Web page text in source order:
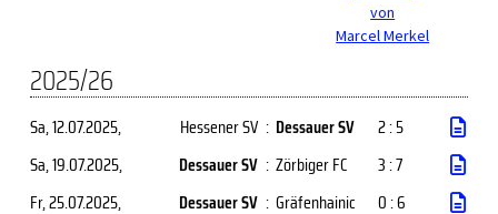
von
Marcel Merkel
2025/26
Sa, 12.07.2025, Hessener SV : Dessauer SV
2 : 5
Sa, 19.07.2025, Dessauer SV : Zörbiger FC
3 : 7
Fr, 25.07.2025, Dessauer SV : Gräfenhainic
0 : 6